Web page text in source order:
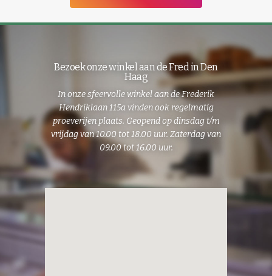
Bezoek onze winkel aan de Fred in Den
Haag
In onze sfeervolle winkelaan deFrederik
Hendriklaan 115a vinden ook regelmatig
proeverijen plaats. Geopend op dinsdag t/m
vrijdag van 10.00 tot 18.00 uur. Zaterdag van
09.00 tot 16.00 uur.